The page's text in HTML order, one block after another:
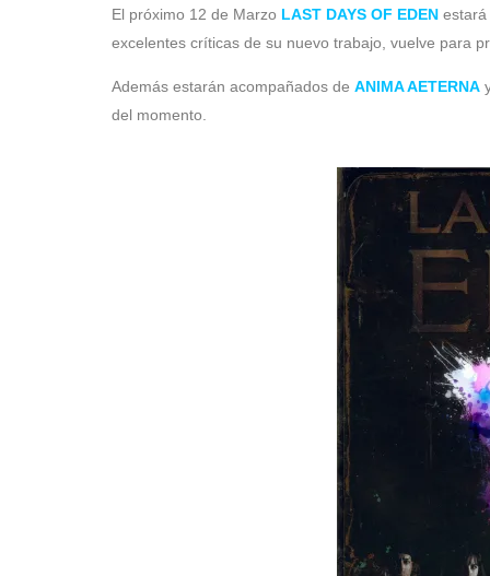
El próximo 12 de Marzo LAST DAYS OF EDEN estará
excelentes críticas de su nuevo trabajo, vuelve para
Además estarán acompañados de ANIMA AETERNA
del momento.